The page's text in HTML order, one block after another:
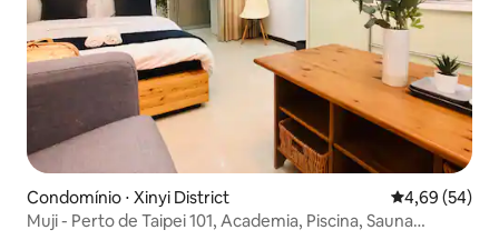
Condomínio ⋅ Xinyi District 4,69 de uma
4,69 (54)
Muji - Perto de Taipei 101, Academia, Piscina, Sauna